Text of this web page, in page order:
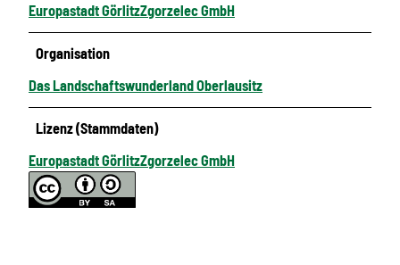
Europastadt GörlitzZgorzelec GmbH
Organisation
Das Landschaftswunderland Oberlausitz
Lizenz (Stammdaten)
Europastadt GörlitzZgorzelec GmbH